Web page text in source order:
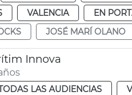
VALENCIA EN
JOSÉ MARÍ OLANO
Innova
LAS AUDIENCIAS